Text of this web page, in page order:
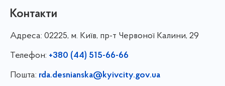
Контакти
Адреса: 02225, м. Київ, пр-т Червоної Калини, 29
Телефон: +380 (44) 515-66-66
Пошта: rda.desnianska@kyivcity.gov.ua